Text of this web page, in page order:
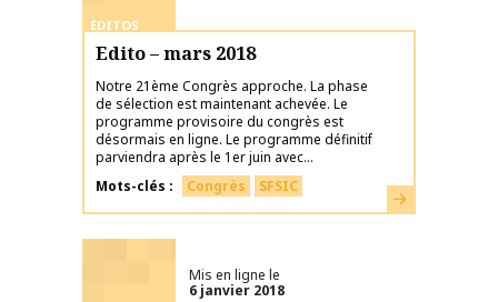
ÉDITOS
Edito – mars 2018
Notre 21ème Congrès approche. La phase
de sélection est maintenant achevée. Le
programme provisoire du congrès est
désormais en ligne. Le programme définitif
parviendra après le 1er juin avec...
Mots-clés
Congrès SFSIC En savoir plus
Mis en ligne le
6 janvier 2018